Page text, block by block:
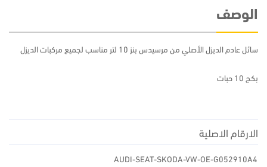
الوصف
سائل عادم الديزل الأصلي من مرسيدس بنز 10 لتر مناسب لجميع مركبات الديزل
بكج 10 حبات
الارقام الاصلية
AUDI-SEAT-SKODA-VW-OE-G052910A4